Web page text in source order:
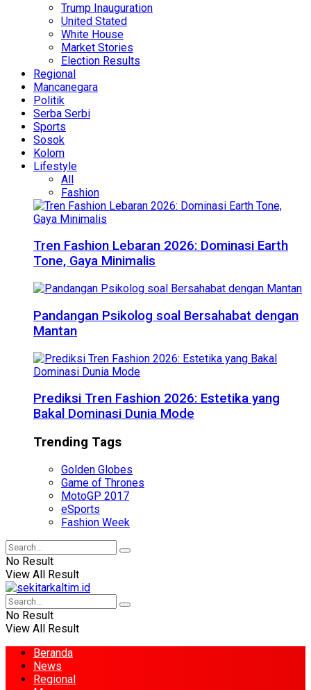
Trump Inauguration
United Stated
White House
Market Stories
Election Results
Regional
Mancanegara
Politik
Serba Serbi
Sports
Sosok
Kolom
Lifestyle
All
Fashion
Tren Fashion Lebaran 2026: Dominasi Earth
Tone, Gaya Minimalis
Pandangan Psikolog soal Bersahabat dengan
Mantan
Prediksi Tren Fashion 2026: Estetika yang
Bakal Dominasi Dunia Mode
Trending Tags
Golden Globes
Game of Thrones
MotoGP 2017
eSports
Fashion Week
No Result
View All Result
No Result
View All Result
Beranda
News
Regional